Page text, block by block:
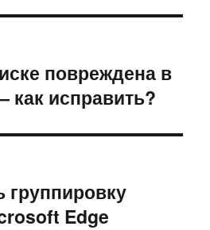
повреждена в
как исправить?
группировку
Edge